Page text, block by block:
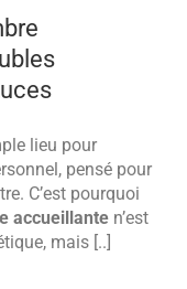
lieu pour
pensé pour
C’est pourquoi
accueillante n’est
mais [..]